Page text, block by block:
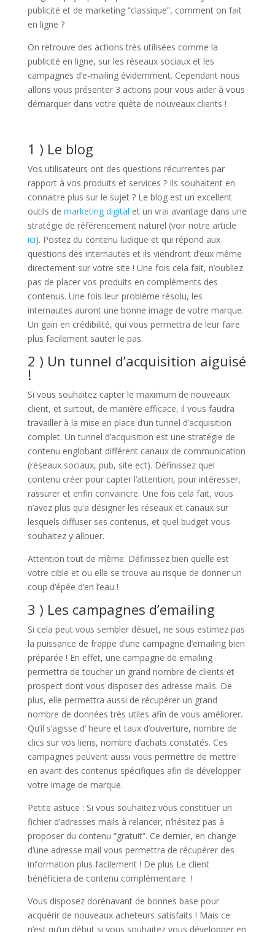
publicité et de marketing “classique”, comment on fait
en ligne ?
On retrouve des actions très utilisées comme la
publicité en ligne, sur les réseaux sociaux et les
campagnes d’e-mailing évidemment. Cependant nous
allons vous présenter 3 actions pour vous aider à vous
démarquer dans votre quête de nouveaux clients !
1 ) Le blog
Vos utilisateurs ont des questions récurrentes par
rapport à vos produits et services ? Ils souhaitent en
connaitre plus sur le sujet ? Le blog est un excellent
outils de marketing digital et un vrai avantage dans une
stratégie de référencement naturel (voir notre article
ici). Postez du contenu ludique et qui répond aux
questions des internautes et ils viendront d’eux même
directement sur votre site ! Une fois cela fait, n’oubliez
pas de placer vos produits en compléments des
contenus. Une fois leur problème résolu, les
internautes auront une bonne image de votre marque.
Un gain en crédibilité, qui vous permettra de leur faire
plus facilement sauter le pas.
2 ) Un tunnel d’acquisition aiguisé
!
Si vous souhaitez capter le maximum de nouveaux
client, et surtout, de manière efficace, il vous faudra
travailler à la mise en place d’un tunnel d’acquisition
complet. Un tunnel d’acquisition est une stratégie de
contenu englobant différent canaux de communication
(réseaux sociaux, pub, site ect). Définissez quel
contenu créer pour capter l’attention, pour intéresser,
rassurer et enfin convaincre. Une fois cela fait, vous
n’avez plus qu’a désigner les réseaux et canaux sur
lesquels diffuser ses contenus, et quel budget vous
souhaitez y allouer.
Attention tout de même. Définissez bien quelle est
votre cible et ou elle se trouve au risque de donner un
coup d’épée d’en l’eau !
3 ) Les campagnes d’emailing
Si cela peut vous sembler désuet, ne sous estimez pas
la puissance de frappe d’une campagne d’emailing bien
préparée ! En effet, une campagne de emailing
permettra de toucher un grand nombre de clients et
prospect dont vous disposez des adresse mails. De
plus, elle permettra aussi de récupérer un grand
nombre de données très utiles afin de vous améliorer.
Qu’il s’agisse d’ heure et taux d’ouverture, nombre de
clics sur vos liens, nombre d’achats constatés. Ces
campagnes peuvent aussi vous permettre de mettre
en avant des contenus spécifiques afin de développer
votre image de marque.
Petite astuce : Si vous souhaitez vous constituer un
fichier d’adresses mails à relancer, n’hésitez pas à
proposer du contenu “gratuit”. Ce dernier, en change
d’une adresse mail vous permettra de récupérer des
information plus facilement ! De plus Le client
bénéficiera de contenu complémentaire !
Vous disposez dorénavant de bonnes base pour
acquérir de nouveaux acheteurs satisfaits ! Mais ce
n’est qu’un début si vous souhaitez vous développer en